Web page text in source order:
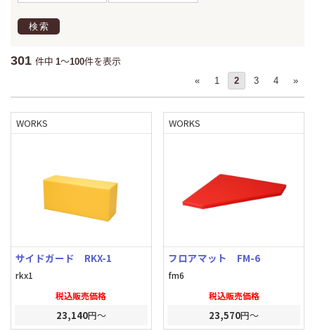
検索
301 件中 1～100件を表示
« 1 2 3 4 »
WORKS
サイドガード RKX-1
rkx1
税込販売価格
23,140円～
WORKS
フロアマット FM-6
fm6
税込販売価格
23,570円～